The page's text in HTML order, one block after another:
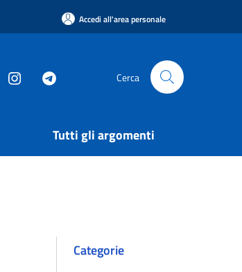
Accedi all'area personale
Cerca
Tutti gli argomenti
Categorie